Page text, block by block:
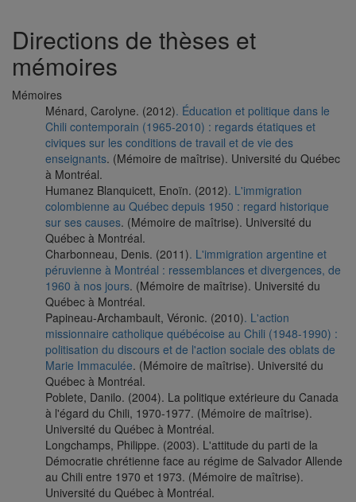
Directions de thèses et
mémoires
Mémoires
Ménard, Carolyne. (2012). Éducation et politique dans le
Chili contemporain (1965-2010) : regards étatiques et
civiques sur les conditions de travail et de vie des
enseignants. (Mémoire de maîtrise). Université du Québec
à Montréal.
Humanez Blanquicett, Enoïn. (2012). L'immigration
colombienne au Québec depuis 1950 : regard historique
sur ses causes. (Mémoire de maîtrise). Université du
Québec à Montréal.
Charbonneau, Denis. (2011). L'immigration argentine et
péruvienne à Montréal : ressemblances et divergences, de
1960 à nos jours. (Mémoire de maîtrise). Université du
Québec à Montréal.
Papineau-Archambault, Véronic. (2010). L'action
missionnaire catholique québécoise au Chili (1948-1990) :
politisation du discours et de l'action sociale des oblats de
Marie Immaculée. (Mémoire de maîtrise). Université du
Québec à Montréal.
Poblete, Danilo. (2004). La politique extérieure du Canada
à l'égard du Chili, 1970-1977. (Mémoire de maîtrise).
Université du Québec à Montréal.
Longchamps, Philippe. (2003). L'attitude du parti de la
Démocratie chrétienne face au régime de Salvador Allende
au Chili entre 1970 et 1973. (Mémoire de maîtrise).
Université du Québec à Montréal.